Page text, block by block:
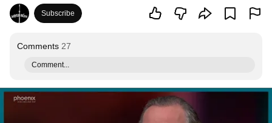
Subscribe
Comments 27
Comment...